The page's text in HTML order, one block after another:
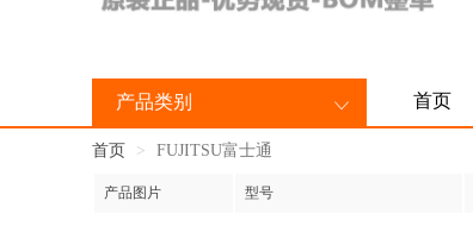
产品类别 首页
首页 FUJITSU富士通
产品图片 型号